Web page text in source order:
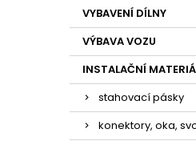
VYBAVENÍ DÍLNY
VÝBAVA VOZU
INSTALAČNÍ
stahovací pásky
konektory, oka,